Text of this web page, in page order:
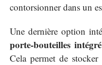
contorsionner dans un
Une dernière option
porte-bouteilles intégré
Cela permet de